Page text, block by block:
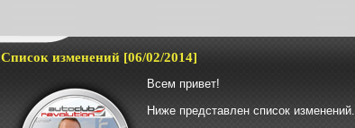
Список изменений [06/02/2014]
Всем привет!
Ниже представлен список изменений.